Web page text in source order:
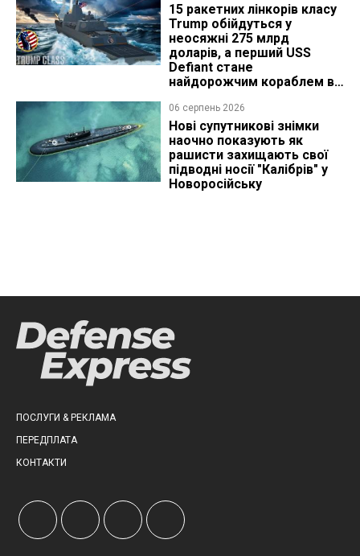
15 ракетних лінкорів класу
Trump обійдуться у
неосяжні 275 млрд
доларів, а перший USS
Defiant стане
найдорожчим кораблем в
06 серпень 2026
Нові супутникові знімки
наочно показують як
рашисти захищають свої
підводні носії "Калібрів" у
Новоросійську
ПОСЛУГИ & РЕКЛАМА
ПЕРЕДПЛАТА
КОНТАКТИ